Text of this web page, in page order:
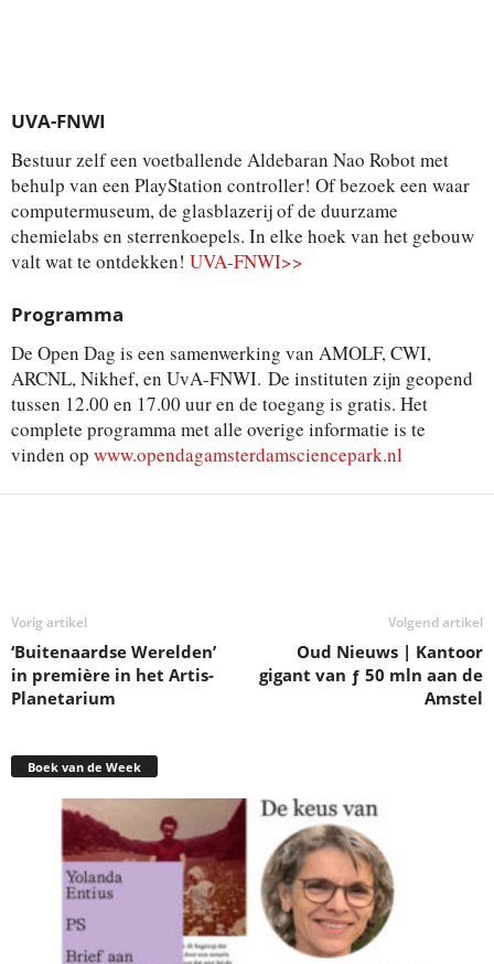
UVA-FNWI
Bestuur zelf een voetballende Aldebaran Nao Robot met
behulp van een PlayStation controller! Of bezoek een waar
computermuseum, de glasblazerij of de duurzame
chemielabs en sterrenkoepels. In elke hoek van het gebouw
valt wat te ontdekken! UVA-FNWI>>
Programma
De Open Dag is een samenwerking van AMOLF, CWI,
ARCNL, Nikhef, en UvA-FNWI. De instituten zijn geopend
tussen 12.00 en 17.00 uur en de toegang is gratis. Het
complete programma met alle overige informatie is te
vinden op www.opendagamsterdamsciencepark.nl
Vorig artikel
‘Buitenaardse Werelden’
in première in het Artis-
Planetarium
Volgend artikel
Oud Nieuws | Kantoor
gigant van ƒ 50 mln aan de
Amstel
Boek van de Week